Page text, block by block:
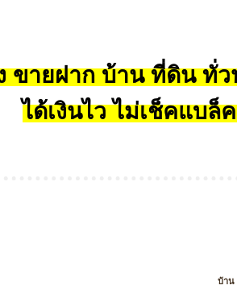
ขายฝาก บ้าน ที่ดิน ทั่ว
ได้เงินไว ไม่เช็คแบล็
บ้าน